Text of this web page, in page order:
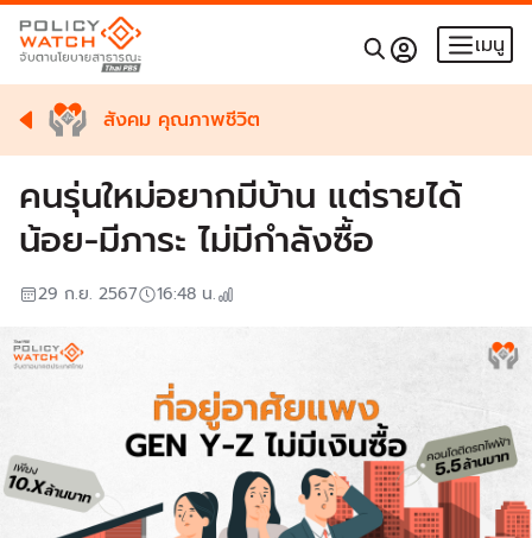
เมนู
สังคม คุณภาพชีวิต
คนรุ่นใหม่อยากมีบ้าน แต่รายได้
น้อย-มีภาระ ไม่มีกำลังซื้อ
29 ก.ย. 2567 16:48 น.